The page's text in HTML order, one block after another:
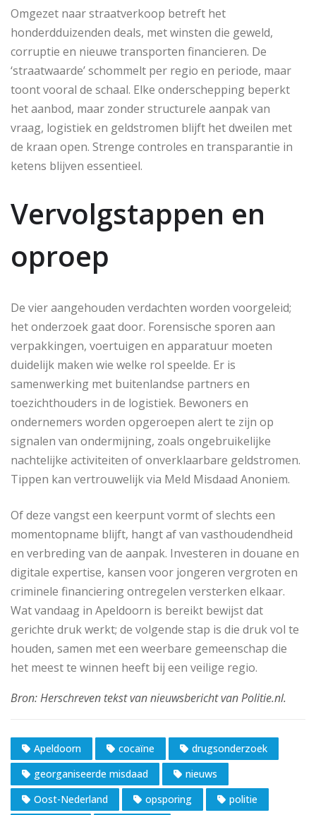
Omgezet naar straatverkoop betreft het
honderdduizenden deals, met winsten die geweld,
corruptie en nieuwe transporten financieren. De
‘straatwaarde’ schommelt per regio en periode, maar
toont vooral de schaal. Elke onderschepping beperkt
het aanbod, maar zonder structurele aanpak van
vraag, logistiek en geldstromen blijft het dweilen met
de kraan open. Strenge controles en transparantie in
ketens blijven essentieel.
Vervolgstappen en
oproep
De vier aangehouden verdachten worden voorgeleid;
het onderzoek gaat door. Forensische sporen aan
verpakkingen, voertuigen en apparatuur moeten
duidelijk maken wie welke rol speelde. Er is
samenwerking met buitenlandse partners en
toezichthouders in de logistiek. Bewoners en
ondernemers worden opgeroepen alert te zijn op
signalen van ondermijning, zoals ongebruikelijke
nachtelijke activiteiten of onverklaarbare geldstromen.
Tippen kan vertrouwelijk via Meld Misdaad Anoniem.
Of deze vangst een keerpunt vormt of slechts een
momentopname blijft, hangt af van vasthoudendheid
en verbreding van de aanpak. Investeren in douane en
digitale expertise, kansen voor jongeren vergroten en
criminele financiering ontregelen versterken elkaar.
Wat vandaag in Apeldoorn is bereikt bewijst dat
gerichte druk werkt; de volgende stap is die druk vol te
houden, samen met een weerbare gemeenschap die
het meest te winnen heeft bij een veilige regio.
Apeldoorn cocaïne
drugsonderzoek
georganiseerde misdaad
nieuws
Oost-Nederland
opsporing politie